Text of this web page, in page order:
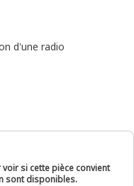
d'une radio
si cette pièce convient
sont disponibles.